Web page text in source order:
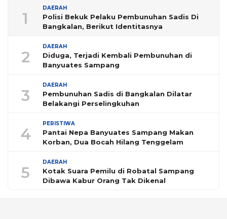
1
DAERAH
Polisi Bekuk Pelaku Pembunuhan Sadis Di
Bangkalan, Berikut Identitasnya
2
DAERAH
Diduga, Terjadi Kembali Pembunuhan di
Banyuates Sampang
3
DAERAH
Pembunuhan Sadis di Bangkalan Dilatar
Belakangi Perselingkuhan
4
PERISTIWA
Pantai Nepa Banyuates Sampang Makan
Korban, Dua Bocah Hilang Tenggelam
5
DAERAH
Kotak Suara Pemilu di Robatal Sampang
Dibawa Kabur Orang Tak Dikenal